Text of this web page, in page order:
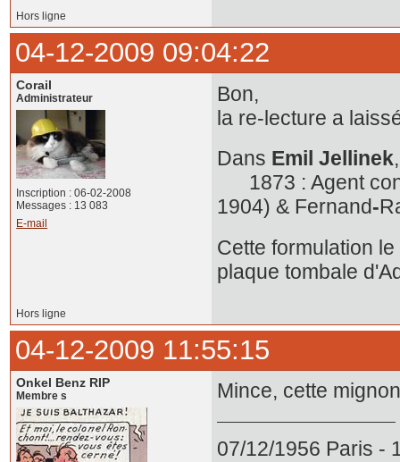
Hors ligne
04-12-2009 09:04:22
Corail
Administrateur
Inscription : 06-02-2008
Messages : 13 083
E-mail
Bon,
la re-lecture a
Dans Emil Jellinek
1873 : Agent
1904) & Fernand-
Cette formulation
plaque tombale
Hors ligne
04-12-2009 11:55:15
Onkel Benz RIP
Membre s Mince, cette
07/12/1956 Paris -